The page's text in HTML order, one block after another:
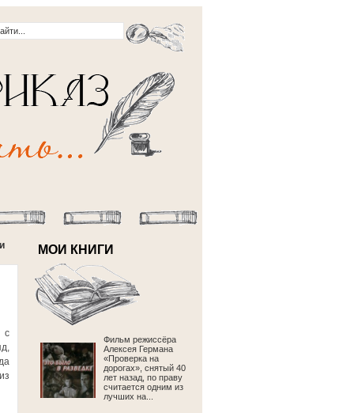
с
МОИ КНИГИ
Фильм режиссёра
Алексея Германа
«Проверка на
дорогах», снятый 40
лет назад, по праву
считается одним из
лучших на...